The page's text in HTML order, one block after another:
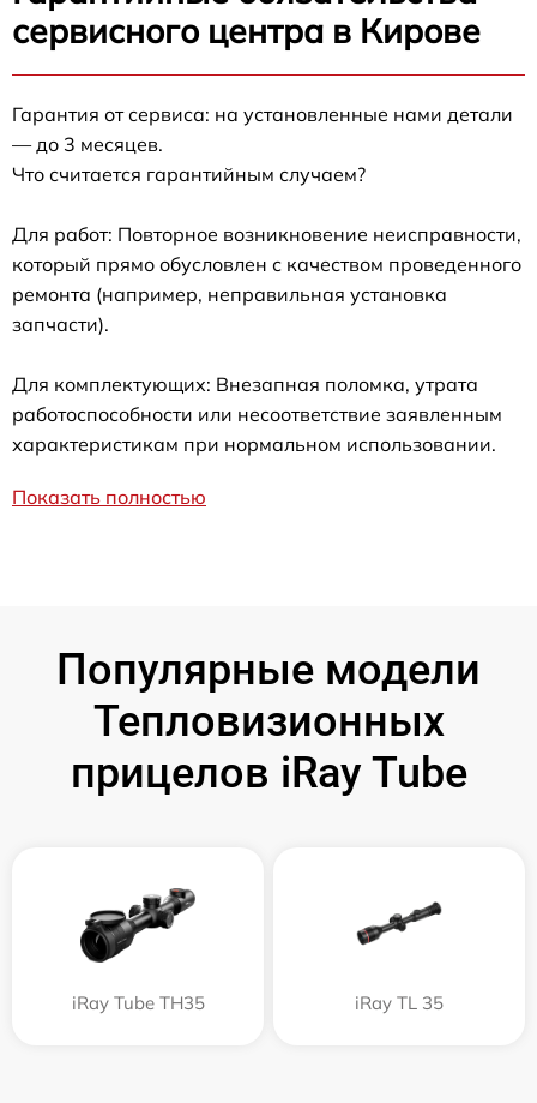
сервисного центра в Кирове
Гарантия от сервиса: на установленные нами детали
— до 3 месяцев.
Что считается гарантийным случаем?
Для работ: Повторное возникновение неисправности,
который прямо обусловлен с качеством проведенного
ремонта (например, неправильная установка
запчасти).
Для комплектующих: Внезапная поломка, утрата
работоспособности или несоответствие заявленным
характеристикам при нормальном использовании.
Показать полностью
Популярные модели
Тепловизионных
прицелов iRay Tube
iRay Tube TH35 iRay TL 35